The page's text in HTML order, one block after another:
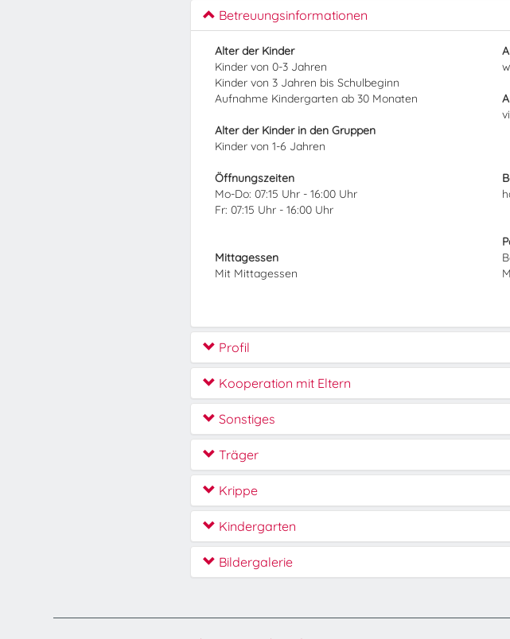
Betreuungsinformationen
Alter der Kinder
Kinder von 0-3 Jahren
Kinder von 3 Jahren bis Schulbeginn
Aufnahme Kindergarten ab 30 Monaten
Alter der Kinder in den Gruppen
Kinder von 1-6 Jahren
Öffnungszeiten
Mo-Do: 07:15 Uhr - 16:00 Uhr
Fr: 07:15 Uhr - 16:00 Uhr
Mittagessen
Mit Mittagessen
Profil
Kooperation mit Eltern
Sonstiges
Träger
Krippe
Kindergarten
Bildergalerie